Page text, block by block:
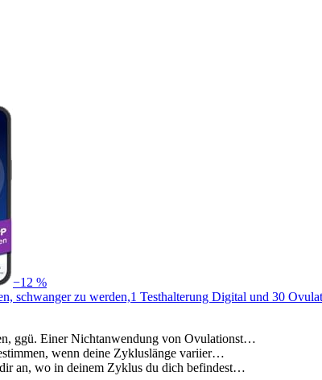
−12 %
schwanger zu werden,1 Testhalterung Digital und 30
ggü. Einer Nichtanwendung von Ovulationst…
wenn deine Zykluslänge variier…
an, wo in deinem Zyklus du dich befindest…